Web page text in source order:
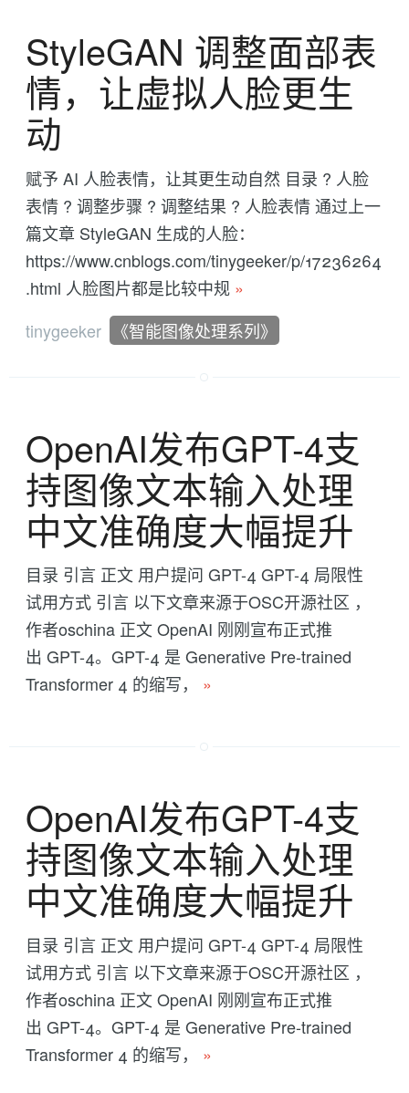
StyleGAN 调整面部表
情，让虚拟人脸更生
动
赋予 AI 人脸表情，让其更生动自然 目录 ? 人脸
表情 ? 调整步骤 ? 调整结果 ? 人脸表情 通过上一
篇文章 StyleGAN 生成的人脸：
https://www.cnblogs.com/tinygeeker/p/17236264
.html 人脸图片都是比较中规 »
tinygeeker
《智能图像处理系列》
OpenAI发布GPT-4支
持图像文本输入处理
中文准确度大幅提升
目录 引言 正文 用户提问 GPT-4 GPT-4 局限性
试用方式 引言 以下文章来源于OSC开源社区 ，
作者oschina 正文 OpenAI 刚刚宣布正式推
出 GPT-4。GPT-4 是 Generative Pre-trained
Transformer 4 的缩写， »
OpenAI发布GPT-4支
持图像文本输入处理
中文准确度大幅提升
目录 引言 正文 用户提问 GPT-4 GPT-4 局限性
试用方式 引言 以下文章来源于OSC开源社区 ，
作者oschina 正文 OpenAI 刚刚宣布正式推
出 GPT-4。GPT-4 是 Generative Pre-trained
Transformer 4 的缩写， »